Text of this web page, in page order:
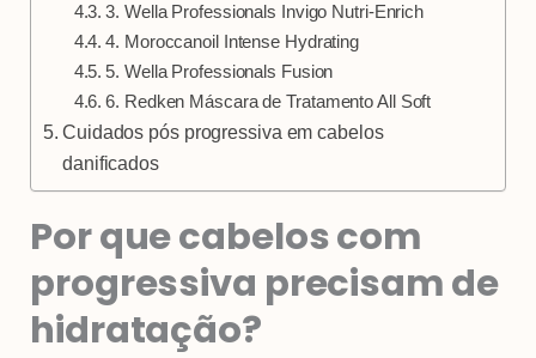
3. Wella Professionals Invigo Nutri-Enrich
4. Moroccanoil Intense Hydrating
5. Wella Professionals Fusion
6. Redken Máscara de Tratamento All Soft
Cuidados pós progressiva em cabelos
danificados
Por que cabelos com
progressiva precisam de
hidratação?